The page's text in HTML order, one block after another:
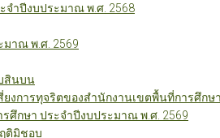
จำปีงบประมาณ พ.ศ. 2568
มาณ พ.ศ. 2569
สินบน
งการทุจริตของสำนักงานเขตพื้นที่การศึกษ
ศึกษา ประจำปีงบประมาณ พ.ศ. 2569
ติมิชอบ